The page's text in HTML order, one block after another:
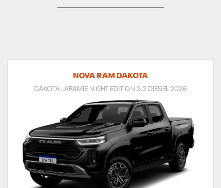
NOVA RAM DAKOTA
DAKOTA LARAMIE NIGHT EDITION 2.2 DIESEL 2026